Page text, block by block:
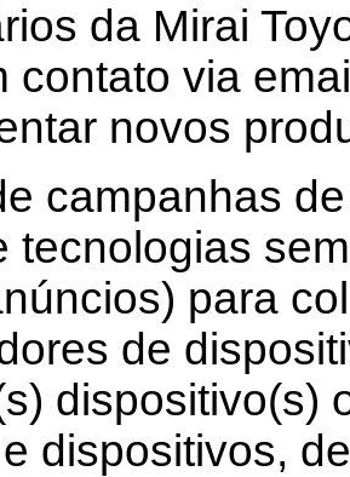
da Mirai
contato via
novos
campanhas
tecnologias
para
de
dispositivo(s)
dispositivos,